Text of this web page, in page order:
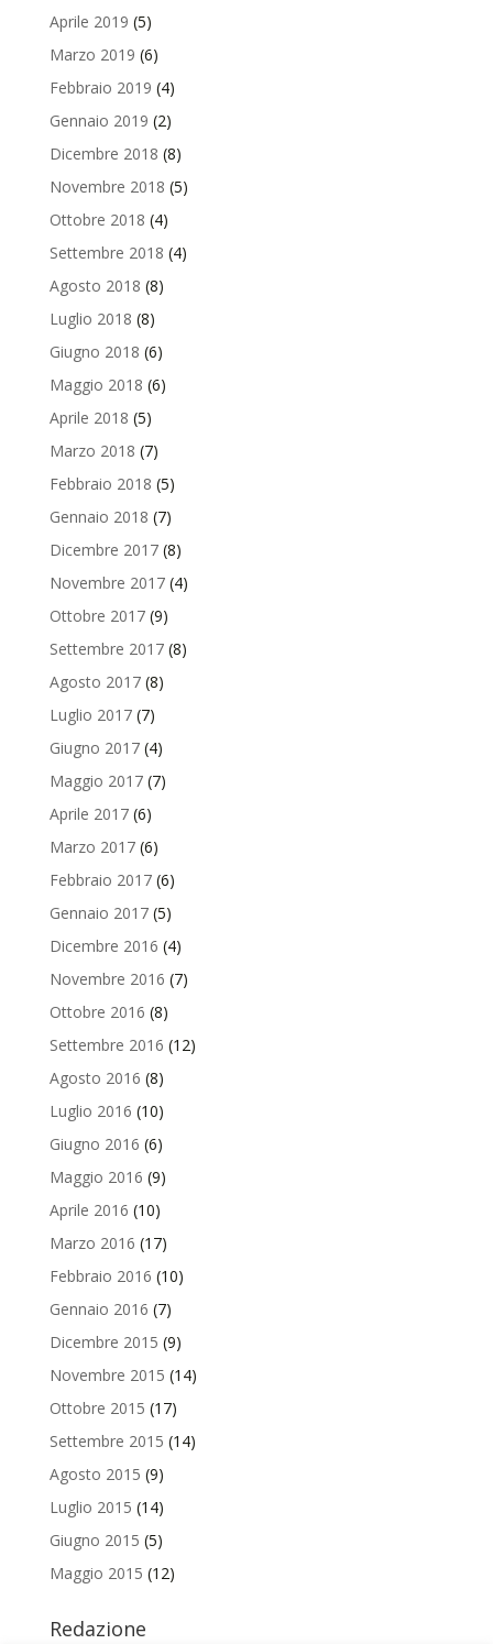
Aprile 2019 (5)
Marzo 2019 (6)
Febbraio 2019 (4)
Gennaio 2019 (2)
Dicembre 2018 (8)
Novembre 2018 (5)
Ottobre 2018 (4)
Settembre 2018 (4)
Agosto 2018 (8)
Luglio 2018 (8)
Giugno 2018 (6)
Maggio 2018 (6)
Aprile 2018 (5)
Marzo 2018 (7)
Febbraio 2018 (5)
Gennaio 2018 (7)
Dicembre 2017(8)
Novembre 2017(4)
Ottobre 2017(9)
Settembre 2017(8)
Agosto 2017(8)
Luglio 2017(7)
Giugno 2017(4)
Maggio 2017(7)
Aprile 2017(6)
Marzo 2017(6)
Febbraio 2017(6)
Gennaio 2017(5)
Dicembre 2016 (4)
Novembre 2016 (7)
Ottobre 2016 (8)
Settembre 2016 (12)
Agosto 2016 (8)
Luglio 2016 (10)
Giugno 2016 (6)
Maggio 2016 (9)
Aprile 2016 (10)
Marzo 2016 (17)
Febbraio 2016 (10)
Gennaio 2016 (7)
Dicembre 2015 (9)
Novembre 2015 (14)
Ottobre 2015 (17)
Settembre 2015 (14)
Agosto 2015 (9)
Luglio 2015 (14)
Giugno 2015 (5)
Maggio 2015 (12)
Redazione